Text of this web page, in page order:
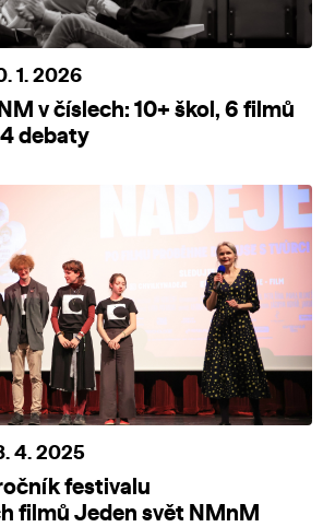
1. 2026
v číslech: 10+ škol, 6 filmů
debaty
4. 2025
festivalu
filmů Jeden svět NMnM